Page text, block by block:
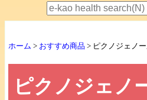
ホーム > おすすめ商品 > ピクノジェノ
ピクノジェノ